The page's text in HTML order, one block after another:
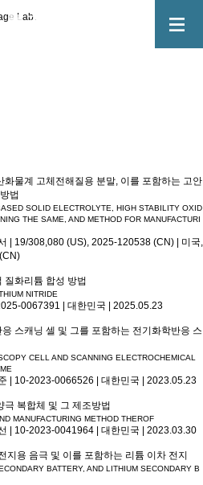
Lab.
화물계 고체전해질용 분말, 이를 포함하는 고안
법
SOLID ELECTROLYTE, HIGH STABILITY OXID
THE SAME, AND METHOD FOR MANUFACTURI
19/308,080 (US), 2025-120538 (CN)
미국,
질화리튬 합성 방법
NITRIDE
0067391 대한민국
2025.05.23
스캐닝 셀 및 그를 포함하는 전기화학반응 스
CELL AND SCANNING ELECTROCHEMICAL
10-2023-0066526 대한민국
2023.05.23
극 복합체 및 그 제조방법
MANUFACTURING METHOD THEROF
10-2023-0041964 대한민국
2023.03.30
지용 음극 및 이를 포함하는 리튬 이차 전지
BATTERY, AND LITHIUM SECONDARY B